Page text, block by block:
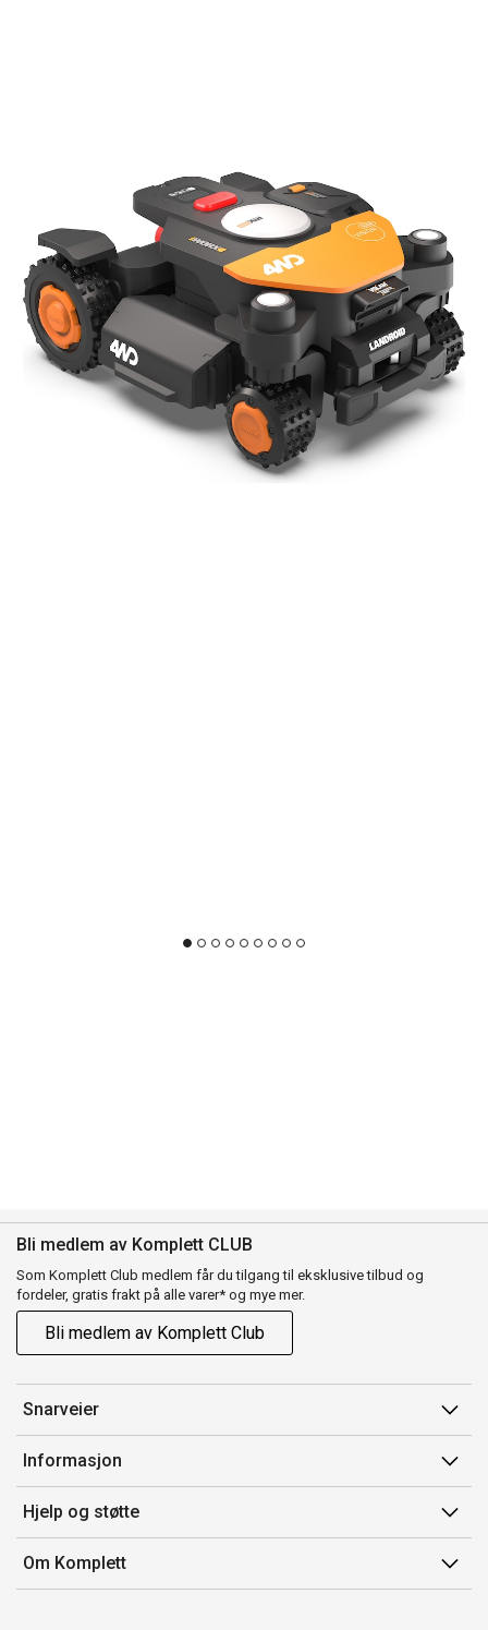
Bli medlem av Komplett CLUB
Som Komplett Club medlem får du tilgang til eksklusive tilbud og
fordeler, gratis frakt på alle varer* og mye mer.
Bli medlem av Komplett Club
Snarveier
Min side
Ordreoversikt
Flex
Komplett Club
Informasjon
Salgsbetingelser
Medlemsvilkår for Komplett Club
Merker/produsent
Hjelp og støtte
Kontakt oss
Kundeservice
Om Komplett